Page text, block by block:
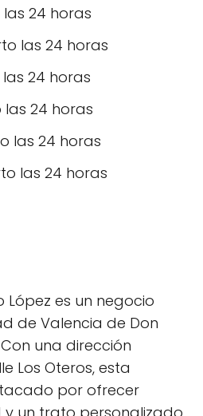
24 horas
las 24 horas
24 horas
las 24 horas
las 24 horas
las 24 horas
López es un negocio
de Valencia de Don
una dirección
Los Oteros, esta
por ofrecer